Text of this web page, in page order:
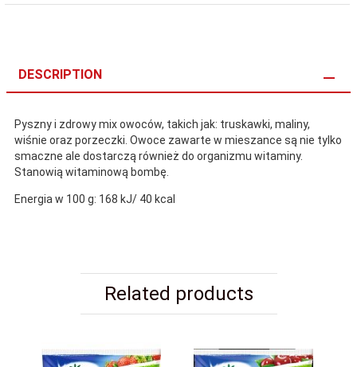
DESCRIPTION
Pyszny i zdrowy mix owoców, takich jak: truskawki, maliny,
wiśnie oraz porzeczki. Owoce zawarte w mieszance są nie tylko
smaczne ale dostarczą również do organizmu witaminy.
Stanowią witaminową bombę.
Energia w 100 g: 168 kJ/ 40 kcal
Related products